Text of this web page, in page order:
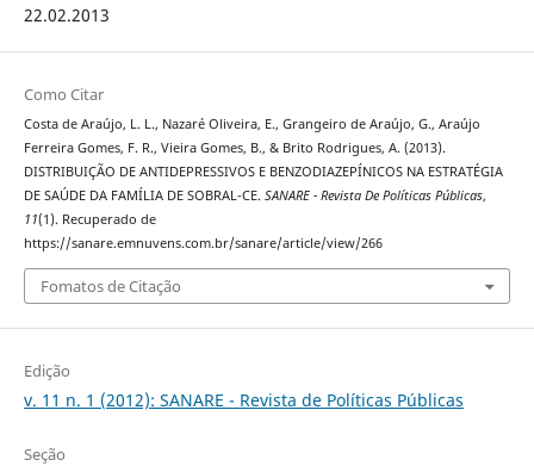
22.02.2013
Como Citar
Costa de Araújo, L. L., Nazaré Oliveira, E., Grangeiro de Araújo, G., Araújo
Ferreira Gomes, F. R., Vieira Gomes, B., & Brito Rodrigues, A. (2013).
DISTRIBUIÇÃO DE ANTIDEPRESSIVOS E BENZODIAZEPÍNICOS NA ESTRATÉGIA
DE SAÚDE DA FAMÍLIA DE SOBRAL-CE. SANARE - Revista De Políticas Públicas,
11(1). Recuperado de
https://sanare.emnuvens.com.br/sanare/article/view/266
Fomatos de Citação
Edição
v. 11 n. 1 (2012): SANARE - Revista de Políticas Públicas
Seção